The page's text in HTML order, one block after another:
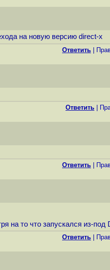
на новую версию direct-x
Ответить
Ответить
Ответить
на то что запускался из-под
Ответить